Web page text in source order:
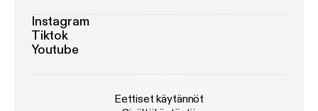
Instagram
Tiktok
Youtube
Eettiset käytännöt